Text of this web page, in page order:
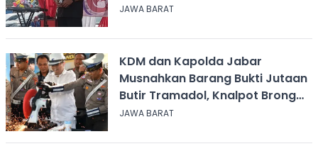
JAWA BARAT
KDM dan Kapolda Jabar
Musnahkan Barang Bukti Jutaan
Butir Tramadol, Knalpot Brong
hingga Miras
JAWA BARAT